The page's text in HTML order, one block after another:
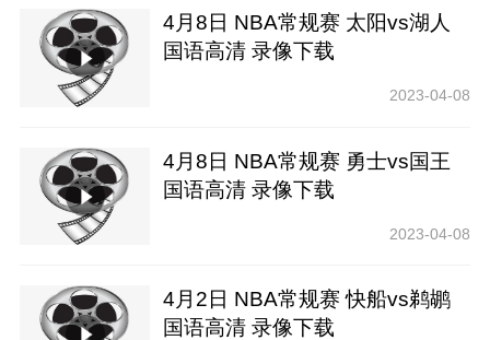
4月8日 NBA常规赛 太阳vs湖人
国语高清 录像下载
2023-04-08
4月8日 NBA常规赛 勇士vs国王
国语高清 录像下载
2023-04-08
4月2日 NBA常规赛 快船vs鹈鹕
国语高清 录像下载